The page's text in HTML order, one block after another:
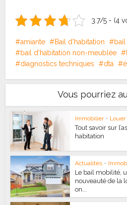
3.7/5 - (4
amiante Bail d'habitation
bail d'habitation non-meublée
diagnostics techniques
dta
Vous pourriez
Immobilier •
Tout savoir sur
habitation
Actualités •
Le bail mobilité,
nouveauté de la
on...